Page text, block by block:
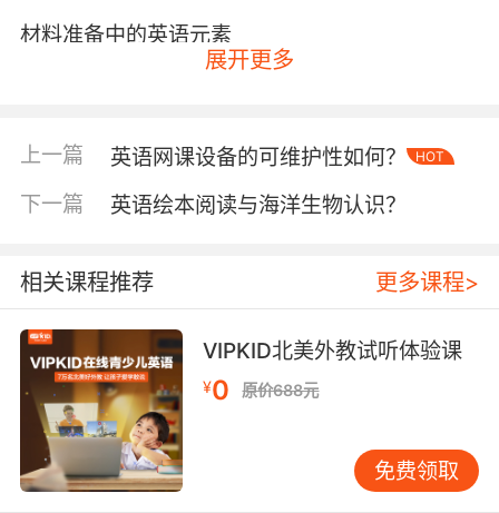
材料准备中的英语元素
准备制作飞机的材料，是一个充满英语学习契机
养。比如，对于纸张，有“thick paper（厚纸）”
子们可以学习用英语描述纸张的质地。除了基本
的英文名称，如“ruler（尺子）”用于测量和绘制
直线，“pencil（铅笔）”用于标记。当孩子们用英
语说出这些工具的名称，并知道它们的用途时，
英语就不再是枯燥的语言知识，而是与实际操作
紧密相连的有用工具。而且，在准备材料的过程
中，孩子们可以学会用英语表达数量，如“a
piece of paper（一张纸）”“two pairs of
scissors（两把剪刀）”，这有助于他们掌握英语
中的量词和名词单复数的用法。
展开更多
上一篇 英语网课设备的可维护性如何？ HOT
下一篇 英语绘本阅读与海洋生物认识？
相关课程推荐 更多课程>
VIPKID北美外教试听体验课
¥0 原价688元
免费领取